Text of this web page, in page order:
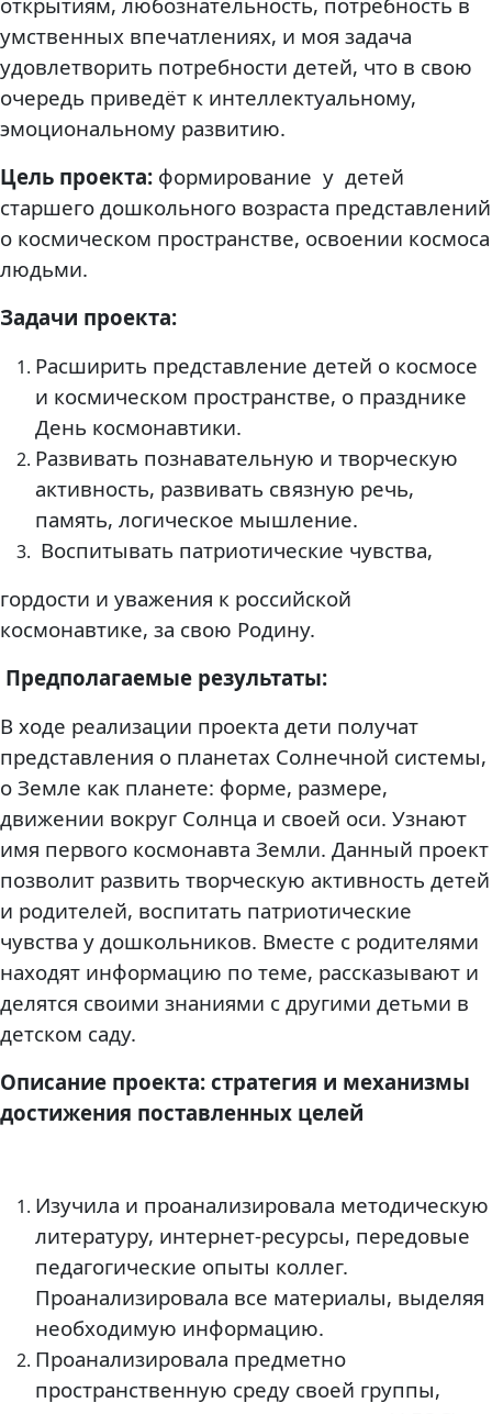
умственных впечатлениях, и моя задача
удовлетворить потребности детей, что в свою
очередь приведёт к интеллектуальному,
эмоциональному развитию.
Цель проекта: формирование у детей
старшего дошкольного возраста представлений
о космическом пространстве, освоении космоса
людьми.
Задачи проекта:
Расширить представление детей о космосе
и космическом пространстве, о празднике
День космонавтики.
Развивать познавательную и творческую
активность, развивать связную речь,
память, логическое мышление.
Воспитывать патриотические чувства,
гордости и уважения к российской
космонавтике, за свою Родину.
Предполагаемые результаты:
В ходе реализации проекта дети получат
представления о планетах Солнечной системы,
о Земле как планете: форме, размере,
движении вокруг Солнца и своей оси. Узнают
имя первого космонавта Земли. Данный проект
позволит развить творческую активность детей
и родителей, воспитать патриотические
чувства у дошкольников. Вместе с родителями
находят информацию по теме, рассказывают и
делятся своими знаниями с другими детьми в
детском саду.
Описание проекта: стратегия и механизмы
достижения поставленных целей
Изучила и проанализировала методическую
литературу, интернет-ресурсы, передовые
педагогические опыты коллег.
Проанализировала все материалы, выделяя
необходимую информацию.
Проанализировала предметно
пространственную среду своей группы,